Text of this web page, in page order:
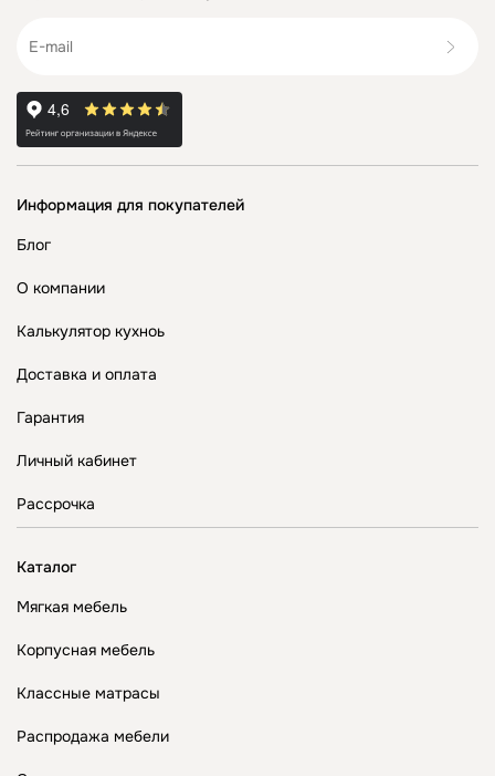
Информация для покупателей
Блог
О компании
Калькулятор кухноь
Доставка и оплата
Гарантия
Личный кабинет
Рассрочка
Каталог
Мягкая мебель
Корпусная мебель
Классные матрасы
Распродажа мебели